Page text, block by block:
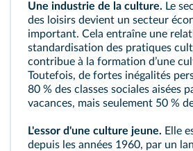
Une industrie de la culture. Le
des loisirs devient un secteur
important. Cela entraîne une
standardisation des pratiques
contribue à la formation dʼune
Toutefois, de fortes inégalités
80 % des classes sociales aisées
vacances, mais seulement 50 %
L'essor d'une culture jeune. Elle
depuis les années 1960, par un